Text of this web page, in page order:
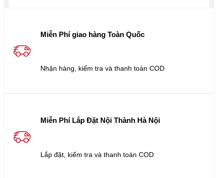
Miễn Phí giao hàng Toàn Quốc
Nhận hàng, kiểm tra và thanh toán COD
Miễn Phí Lắp Đặt Nội Thành Hà Nội
Lắp đặt, kiểm tra và thanh toán COD